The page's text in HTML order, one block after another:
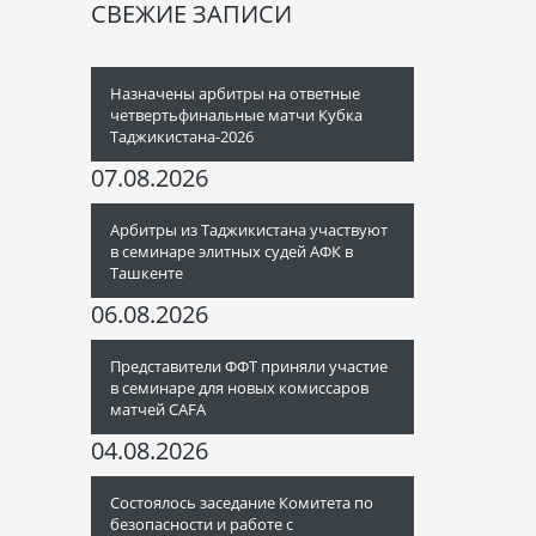
СВЕЖИЕ ЗАПИСИ
Назначены арбитры на ответные
четвертьфинальные матчи Кубка
Таджикистана-2026
07.08.2026
Арбитры из Таджикистана участвуют
в семинаре элитных судей АФК в
Ташкенте
06.08.2026
Представители ФФТ приняли участие
в семинаре для новых комиссаров
матчей CAFA
04.08.2026
Состоялось заседание Комитета по
безопасности и работе с